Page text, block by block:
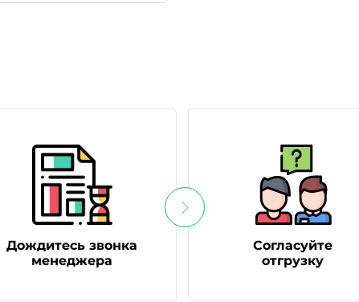
Дождитесь звонка
менеджера
Согласуйте
отгрузку